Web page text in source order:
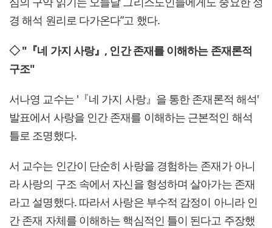
경 해석 원리로 다가온다”고 했다.
◇ "『네 가지 사랑』, 인간 존재를 이해하는 존재론적
구조"
서나영 교수는 '『네 가지 사랑』을 통한 존재론적 해석'
발표에서 사랑을 인간 존재를 이해하는 근본적인 해석
틀로 조명했다.
서 교수는 인간이 단순히 사랑을 경험하는 존재가 아니
라 사랑의 구조 속에서 자신을 형성하며 살아가는 존재
라고 설명했다. 따라서 사랑은 부수적 감정이 아니라 인
간 존재 자체를 이해하는 핵심적인 틀이 된다고 주장했